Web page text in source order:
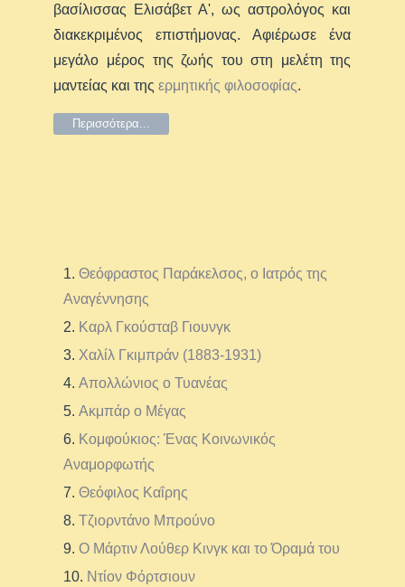
βασίλισσας Ελισάβετ Α', ως αστρολόγος και
διακεκριμένος επιστήμονας. Αφιέρωσε ένα
μεγάλο μέρος της ζωής του στη μελέτη της
μαντείας και τηςερμητικής φιλοσοφίας.
Περισσότερα...
Θεόφραστος Παράκελσος, ο Ιατρός της
Αναγέννησης
Καρλ Γκούσταβ Γιουνγκ
Χαλίλ Γκιμπράν (1883-1931)
Απολλώνιος ο Τυανέας
Ακμπάρ ο Μέγας
Κομφούκιος: Ένας Κοινωνικός
Αναμορφωτής
Θεόφιλος Καΐρης
Τζιορντάνο Μπρούνο
Ο Μάρτιν Λούθερ Κινγκ και το Όραμά του
Ντίον Φόρτσιουν